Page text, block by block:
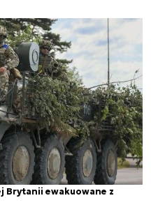
Brytanii ewakuowane z